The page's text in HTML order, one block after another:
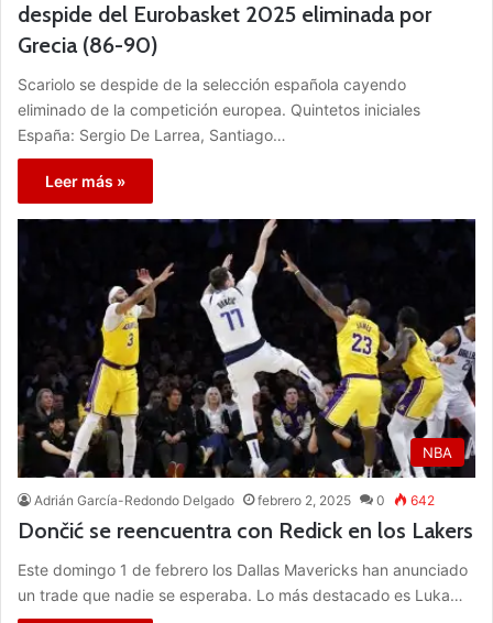
despide del Eurobasket 2025 eliminada por
Grecia (86-90)
Scariolo se despide de la selección española cayendo
eliminado de la competición europea. Quintetos iniciales
España: Sergio De Larrea, Santiago…
Leer más »
NBA
Adrián García-Redondo Delgado febrero 2, 2025 0 642
Dončić se reencuentra con Redick en los Lakers
Este domingo 1 de febrero los Dallas Mavericks han anunciado
un trade que nadie se esperaba. Lo más destacado es Luka…